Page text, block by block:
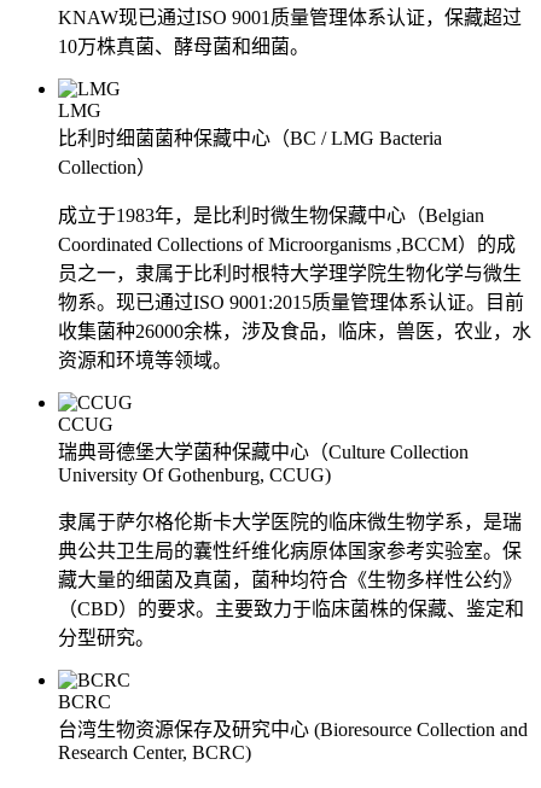
KNAW现已通过ISO 9001质量管理体系认证，保藏超过
10万株真菌、酵母菌和细菌。
LMG
比利时细菌菌种保藏中心（BC / LMG Bacteria
Collection）
成立于1983年，是比利时微生物保藏中心（Belgian
Coordinated Collections of Microorganisms ,BCCM）的成
员之一，隶属于比利时根特大学理学院生物化学与微生
物系。现已通过ISO 9001:2015质量管理体系认证。目前
收集菌种26000余株，涉及食品，临床，兽医，农业，水
资源和环境等领域。
CCUG
瑞典哥德堡大学菌种保藏中心（Culture Collection
University Of Gothenburg, CCUG)
隶属于萨尔格伦斯卡大学医院的临床微生物学系，是瑞
典公共卫生局的囊性纤维化病原体国家参考实验室。保
藏大量的细菌及真菌，菌种均符合《生物多样性公约》
（CBD）的要求。主要致力于临床菌株的保藏、鉴定和
分型研究。
BCRC
台湾生物资源保存及研究中心 (Bioresource Collection and
Research Center, BCRC)